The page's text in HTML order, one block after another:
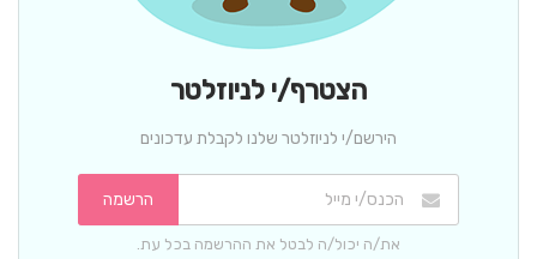
הצטרף/י לניוזלטר
הירשם/י לניוזלטר שלנו לקבלת עדכונים
הרשמה
את/ה יכול/ה לבטל את ההרשמה בכל עת.